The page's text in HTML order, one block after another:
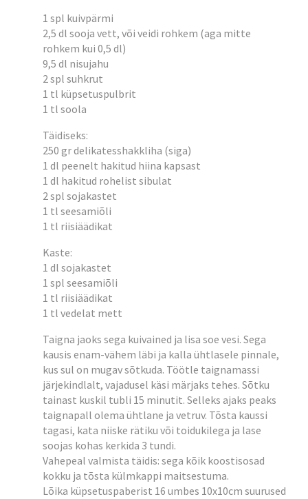
1 spl kuivpärmi
2,5 dl sooja vett, või veidi rohkem (aga mitte
rohkem kui 0,5 dl)
9,5 dl nisujahu
2 spl suhkrut
1 tl küpsetuspulbrit
1 tl soola
Täidiseks:
250 gr delikatesshakkliha (siga)
1 dl peenelt hakitud hiina kapsast
1 dl hakitud rohelist sibulat
2 spl sojakastet
1 tl seesamiõli
1 tl riisiäädikat
Kaste:
1 dl sojakastet
1 spl seesamiõli
1 tl riisiäädikat
1 tl vedelat mett
Taigna jaoks sega kuivained ja lisa soe vesi. Sega
kausis enam-vähem läbi ja kalla ühtlasele pinnale,
kus sul on mugav sõtkuda. Töötle taignamassi
järjekindlalt, vajadusel käsi märjaks tehes. Sõtku
tainast kuskil tubli 15 minutit. Selleks ajaks peaks
taignapall olema ühtlane ja vetruv. Tõsta kaussi
tagasi, kata niiske rätiku või toidukilega ja lase
soojas kohas kerkida 3 tundi.
Vahepeal valmista täidis: sega kõik koostisosad
kokku ja tõsta külmkappi maitsestuma.
Lõika küpsetuspaberist 16 umbes 10x10cm suurused